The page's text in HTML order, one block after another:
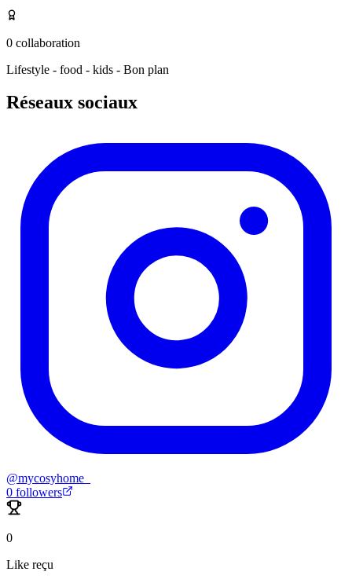
0 collaboration
Lifestyle - food - kids - Bon plan
Réseaux sociaux
@mycosyhome_
0 followers
0
Like reçu